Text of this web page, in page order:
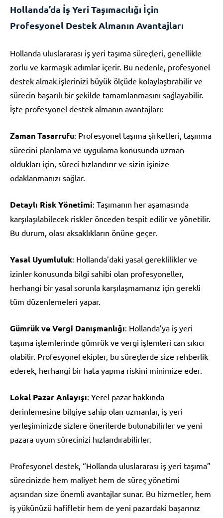
Hollanda’da İş Yeri Taşımacılığı İçin
Profesyonel Destek Almanın Avantajları
Hollanda uluslararası iş yeri taşıma süreçleri, genellikle
zorlu ve karmaşık adımlar içerir. Bu nedenle, profesyonel
destek almak işlerinizi büyük ölçüde kolaylaştırabilir ve
sürecin başarılı bir şekilde tamamlanmasını sağlayabilir.
İşte profesyonel destek almanın avantajları:
Zaman Tasarrufu: Profesyonel taşıma şirketleri, taşınma
sürecini planlama ve uygulama konusunda uzman
oldukları için, süreci hızlandırır ve sizin işinize
odaklanmanızı sağlar.
Detaylı Risk Yönetimi: Taşımanın her aşamasında
karşılaşılabilecek riskler önceden tespit edilir ve yönetilir.
Bu durum, olası aksaklıkların önüne geçer.
Yasal Uyumluluk: Hollanda’daki yasal gereklilikler ve
izinler konusunda bilgi sahibi olan profesyoneller,
herhangi bir yasal sorunla karşılaşmamanız için gerekli
tüm düzenlemeleri yapar.
Gümrük ve Vergi Danışmanlığı: Hollanda’ya iş yeri
taşıma işlemlerinde gümrük ve vergi işlemleri can sıkıcı
olabilir. Profesyonel ekipler, bu süreçlerde size rehberlik
ederek, herhangi bir hata yapma riskini minimize eder.
Lokal Pazar Anlayışı: Yerel pazar hakkında
derinlemesine bilgiye sahip olan uzmanlar, iş yeri
yerleşiminizde sizlere önerilerde bulunabilirler ve yeni
pazara uyum sürecinizi hızlandırabilirler.
Profesyonel destek, “Hollanda uluslararası iş yeri taşıma”
sürecinizde hem maliyet hem de süreç yönetimi
açısından size önemli avantajlar sunar. Bu hizmetler, hem
iş yükünüzü hafifletir hem de yeni pazardaki başarınız